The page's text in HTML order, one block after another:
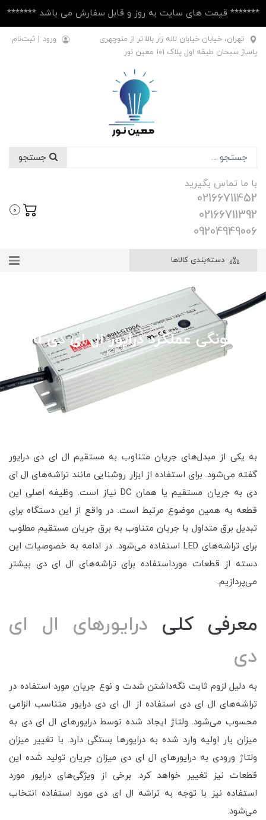
******* قیمت های سایت به روز و قابل سفارش می باشد *******
تهران، خیابان خیابان لاله زار بالا تر از منوچهری
پاساژ سبحان طبقه اول پلاک ۱۰1 معین نور
ورود | ثبت‌نام
با ما تماس بگیرید
02166711452
02166711392
09204949006
0
دسته‌بندی کالاها
چگونگی عملکرد درایور ال ای دی led
به یکی از مبدل‌های جریان متناوب به مستقیم ال ای دی درایور
گفته می‌شود. برای استفاده از ابزار روشنایی مانند تراشه‌های ال ای
دی به جریان مستقیم یا همان DC نیاز است. وظیفه اصلی این
قطعه به همین موضوع مرتبط است. در واقع از این دستگاه برای
تبدیل برق متداول با جریان متناوب به برق جریان مستقیم مطلوب
برای تراشه‌های LED استفاده می‌شود. در ادامه به خصوصیات این
دسته از قطعات مورداستفاده برای تراشه‌های ال ای دی بیشتر
می‌پردازیم.
معرفی کلی درایورهای ال ای
دی
به دلیل لزوم ثابت نگه‌داشتن شدت و نوع جریان مورد استفاده در
تراشه‌های ال ای دی استفاده از ال ای دی درایور متناسب الزامی
محسوب می‌شود. ولتاژ ایجاد شده توسط درایورهای ال ای دی به
میزان بار اولیه وارد شده به درایورها بستگی دارد. با تغییر میزان
ولتاژ ورودی به درایورهای ال ای دی میزان جریان تولید شده این
قطعات نیز تغییر خواهد کرد. برخی از ویژگی‌های درایور مورد
استفاده نیز با توجه به تراشه ال ای دی مورد استفاده انتخاب
می‌شود.